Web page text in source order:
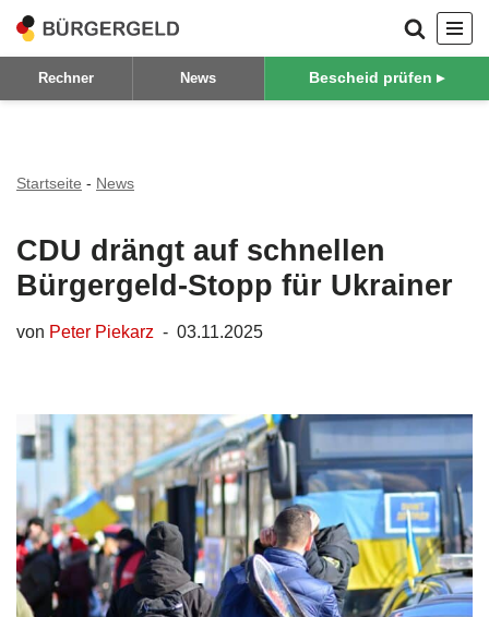
Zum
Inhalt
Rechner News Bescheid prüfen ▸
Startseite - News
CDU drängt auf schnellen
Bürgergeld-Stopp für Ukrainer
von Peter Piekarz 03.11.2025